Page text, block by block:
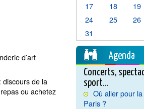
d’art
discours de la
ou achetez
17
18 19
24
25 26
31
Agenda
Concerts,
sport...
Où aller pour
Paris ?